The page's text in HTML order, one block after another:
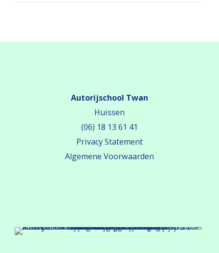
Autorijschool Twan
Huissen
(06) 18 13 61 41
Privacy Statement
Algemene Voorwaarden